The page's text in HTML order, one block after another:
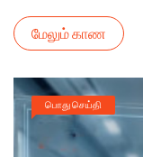
மேலும் காண
பொது செய்தி